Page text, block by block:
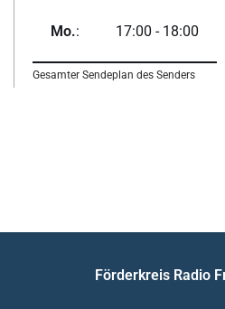
Mo.: 17:00 - 18:00
Gesamter Sendeplan des Senders
Förderkreis Radio